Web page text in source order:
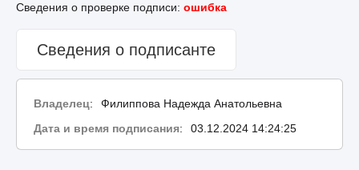
Сведения о проверке подписи: ошибка
Сведения о подписанте
Владелец:
Филиппова Надежда Анатольевна
Дата и время подписания: 03.12.2024 14:24:25